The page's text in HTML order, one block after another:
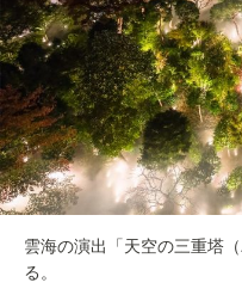
雲海の演出「天空の三重塔
る。